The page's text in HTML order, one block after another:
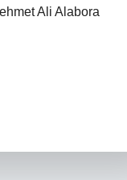
Ali Alabora